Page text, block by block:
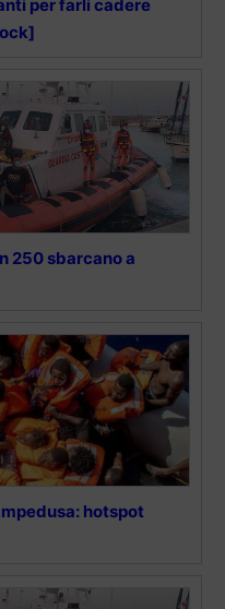
per farli cadere
250 sbarcano a
hotspot